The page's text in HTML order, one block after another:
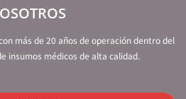
más de 20 años de operación dentro del
insumos médicos de alta calidad.